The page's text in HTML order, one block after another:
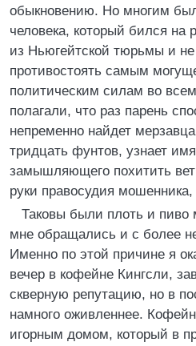
обыкновению. Но многим
человека, который бился на
из Ньюгейтской тюрьмы и
противостоять самым
политическим силам во
полагали, что раз парень
непременно найдет
тридцать фунтов, узнает
замышляющего похитить
руки правосудия
Таковы были плоть и пиво
мне обращались и с более
Именно по этой причине я
вечер в кофейне Кингсли,
скверную репутацию, но в
намного оживленнее.
игорным домом, который в